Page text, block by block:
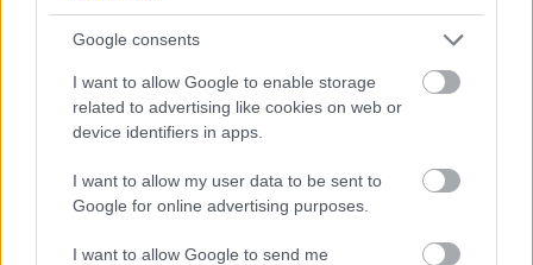
Google consents
I want to allow Google to enable storage
related to advertising like cookies on web or
device identifiers in apps.
I want to allow my user data to be sent to
Google for online advertising purposes.
I want to allow Google to send me
Meccs Center